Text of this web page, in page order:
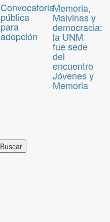
Convocatoria
pública
para
adopción
Memoria,
Malvinas y
democracia:
la UNM
fue sede
del
encuentro
Jóvenes y
Memoria